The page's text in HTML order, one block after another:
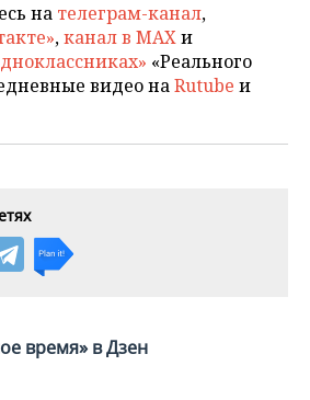
на телеграм-канал,
,канал в MAXи
«Реального
видео наRutube и
время» в Дзен